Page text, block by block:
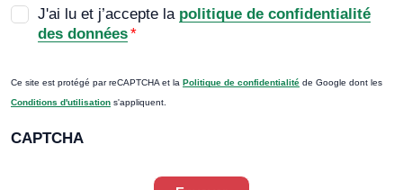
RGPD *
J'ai lu et j’accepte la politique de confidentialité
des données*
Ce site est protégé par reCAPTCHA et la Politique de confidentialité de Google dont les
Conditions d'utilisation s'appliquent.
CAPTCHA